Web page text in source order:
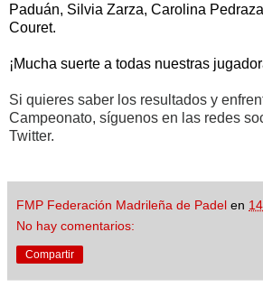
Paduán, Silvia Zarza, Carolina
Couret.
¡Mucha suerte a todas nuestras
Si quieres saber los resultados y
Campeonato, síguenos en las redes
Twitter.
FMP Federación Madrileña de Padel en
No hay comentarios:
Compartir